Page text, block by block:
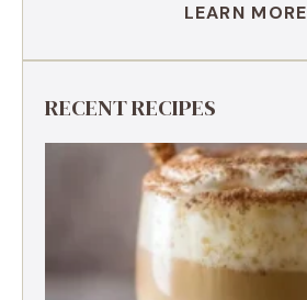
LEARN MORE
RECENT RECIPES